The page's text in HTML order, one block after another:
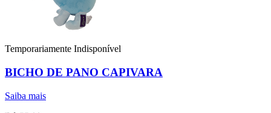
Temporariamente Indisponível
BICHO DE PANO CAPIVARA
Saiba mais